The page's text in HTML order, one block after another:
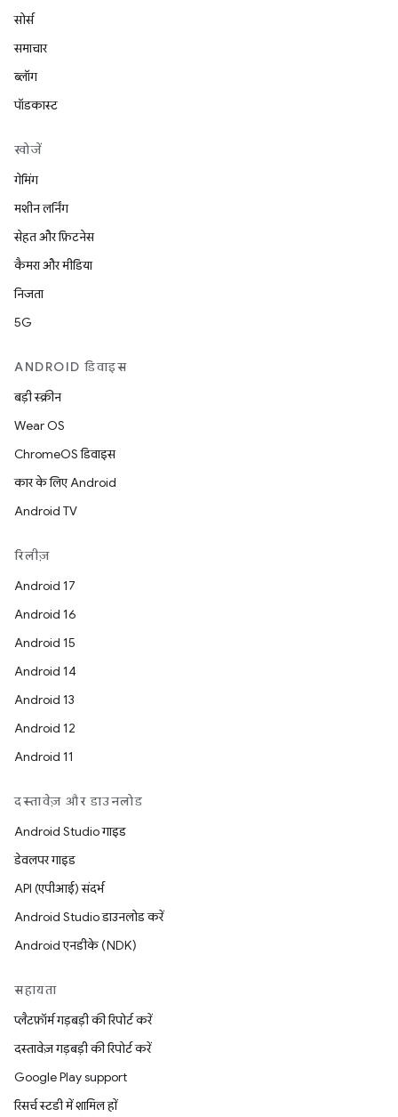
सोर्स
समाचार
ब्लॉग
पॉडकास्ट
खोजें
गेमिंग
मशीन लर्निंग
सेहत और फ़िटनेस
कैमरा और मीडिया
निजता
5G
ANDROID डिवाइस
बड़ी स्क्रीन
Wear OS
ChromeOS डिवाइस
कार के लिए Android
Android TV
रिलीज़
Android 17
Android 16
Android 15
Android 14
Android 13
Android 12
Android 11
दस्तावेज़ और डाउनलोड
Android Studio गाइड
डेवलपर गाइड
API (एपीआई) संदर्भ
Android Studio डाउनलोड करें
Android एनडीके (NDK)
सहायता
प्लैटफ़ॉर्म गड़बड़ी की रिपोर्ट करें
दस्तावेज़ गड़बड़ी की रिपोर्ट करें
Google Play support
रिसर्च स्टडी में शामिल हों